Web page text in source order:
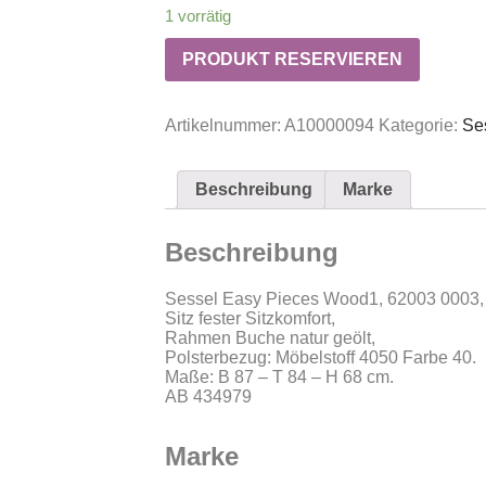
1 vorrätig
PRODUKT RESERVIEREN
Artikelnummer: A10000094 Kategorie:
Beschreibung Marke
Beschreibung
Sessel Easy Pieces Wood1, 62003 0003,
Sitz fester Sitzkomfort,
Rahmen Buche natur geölt,
Polsterbezug: Möbelstoff 4050 Farbe 40.
Maße: B 87 – T 84 – H 68 cm.
AB 434979
Marke